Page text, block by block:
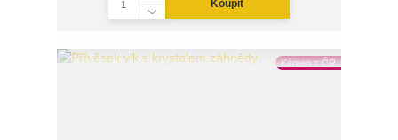
Koupit
Kámen z ČR